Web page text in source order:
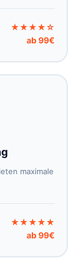
★★★★☆
ab 99€
maximale
★★★★★
ab 99€